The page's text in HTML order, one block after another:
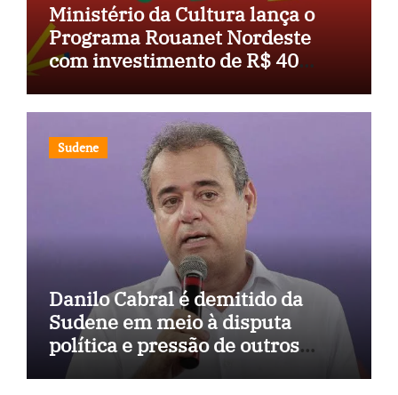
Ministério da Cultura lança o
Programa Rouanet Nordeste
com investimento de R$ 40
Sudene
Danilo Cabral é demitido da
Sudene em meio à disputa
política e pressão de outros
estados